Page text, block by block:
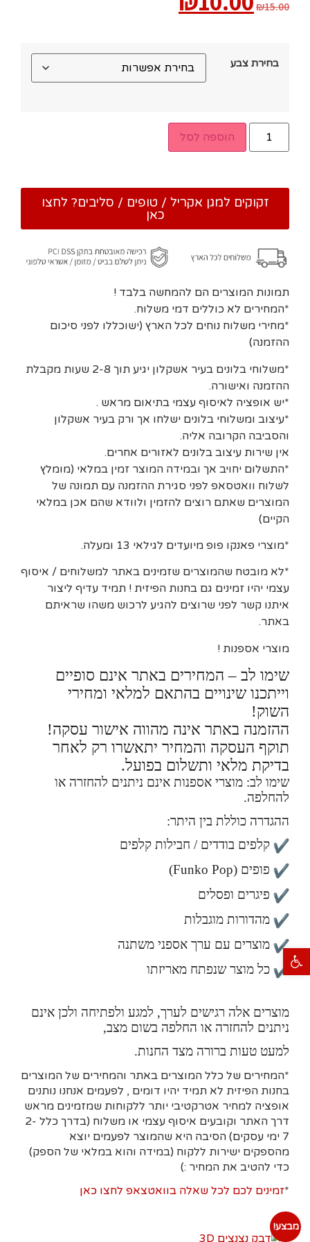
פתח סרגל נגישות
₪15.00
בחירת צבע
הוספה לסל
זקוקים למגן אקריל / טופים / סליבים? לחצו
כאן
תמונות המוצרים הם להמחשה בלבד !
*המחירים לא כוללים דמי משלוח.
*מחירי משלוח נוחים לכל הארץ (ישוכללו לפני סיכום
ההזמנה)
*משלוחי בלונים בעיר אשקלון יגיע תוך 2-8 שעות מקבלת
ההזמנה ואישורה.
*יש אופציה לאיסוף עצמי בתיאום מראש .
*עיצוב ומשלוחי בלונים ישלחו אך ורק בעיר אשקלון
והסביבה הקרובה אליה.
אין שירות עיצוב בלונים לאזורים אחרים.
*התשלום יחויב אך ובמידה המוצר זמין במלאי (מומלץ
לשלוח וואטסאפ לפני סגירת ההזמנה עם תמונה של
המוצרים שאתם רוצים להזמין ולוודא שהם אכן במלאי
הקיים)
*מוצרי פאנקו פופ מיועדים לגילאי 13 ומעלה.
*לא מובטח שהמוצרים שזמינים באתר למשלוחים / איסוף
עצמי יהיו זמינים גם בחנות הפיזית ! תמיד עדיף ליצור
איתנו קשר לפני שרוצים להגיע לרכוש משהו שראיתם
באתר.
מוצרי אספנות !
שימו לב – המחירים באתר אינם סופיים
וייתכנו שינויים בהתאם למלאי ומחירי
השוק!
ההזמנה באתר אינה מהווה אישור עסקה!
תוקף העסקה והמחיר יתאשרו רק לאחר
בדיקת מלאי ותשלום בפועל.
שימו לב: מוצרי אספנות אינם ניתנים להחזרה או
להחלפה.
ההגדרה כוללת בין היתר:
קלפים בודדים / חבילות קלפים
פופים (Funko Pop)
פיגרים ופסלים
מהדורות מוגבלות
מוצרים עם ערך אספני משתנה
כל מוצר שנפתח מאריזתו
מוצרים אלה רגישים לערך, למגע ולפתיחה ולכן אינם
ניתנים להחזרה או החלפה בשום מצב,
למעט טעות ברורה מצד החנות.
*המחירים של כלל המוצרים באתר והמחירים של המוצרים
בחנות הפיזית לא תמיד יהיו דומים , לפעמים אנחנו נותנים
אופציה למחיר אטרקטיבי יותר ללקוחות שמזמינים מראש
דרך האתר וקובעים איסוף עצמי או משלוח (בדרך כלל 2-
7 ימי עסקים)
הסיבה היא שהמוצר לפעמים יוצא
מהספקים ישירות ללקוח (במידה והוא במלאי של הספק)
כדי להטיב את המחיר :)
*זמינים לכם לכל שאלה בוואטצאפ לחצו כאן
מבצע!